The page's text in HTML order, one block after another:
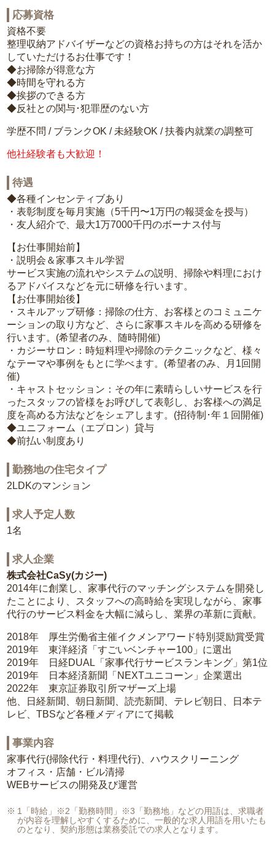
応募資格
資格不要
整理収納アドバイザーなどの資格お持ちの方はそれを活か
していただけるお仕事です！
◆お掃除が得意な方
◆時間を守れる方
◆挨拶のできる方
◆反社との関与･犯罪歴のない方
学歴不問 / ブランクOK / 未経験OK / 扶養内就業の調整可
他社経験者も大歓迎！
待遇
◆各種インセンティブあり
・表彰制度を毎月実施（5千円〜1万円の報奨金を授与）
・友人紹介で、最大1万7000千円のボーナス付与
【お仕事開始前】
・説明会＆家事スキル学習
サービス実施の流れやシステムの説明、掃除や料理におけ
るアドバイスなどを元に研修を行います。
【お仕事開始後】
・スキルアップ研修：掃除の仕方、お客様とのコミュニケ
ーションの取り方など、さらに家事スキルを高める研修を
行います。(希望者のみ、随時開催)
・カジーサロン：時短料理や掃除のテクニックなど、様々
なテーマや事例をもとに学べます。(希望者のみ、月1回開
催)
・キャストセッション：その年に素晴らしいサービスを行
ったスタッフの皆様をお呼びして表彰し、お客様への満足
度を高める方法などをシェアします。(招待制･年１回開催)
◆ユニフォーム（エプロン）貸与
◆前払い制度あり
勤務地の住宅タイプ
2LDKのマンション
求人予定人数
1名
求人企業
株式会社CaSy(カジー)
2014年に創業し、家事代行のマッチングシステムを開発し
たことにより、スタッフへの高時給を実現しながら、家事
代行のサービス料金を大幅に減らし、業界の革新に貢献。
2018年 厚生労働省主催イクメンアワード特別奨励賞受賞
2019年 東洋経済「すごいベンチャー100」に選出
2019年 日経DUAL「家事代行サービスランキング」第1位
2019年 日本経済新聞「NEXTユニコーン」企業選出
2022年 東京証券取引所マザーズ上場
他、日経新聞、朝日新聞、読売新聞、テレビ朝日、日本テ
レビ、TBSなど各種メディアにて掲載
事業内容
家事代行(掃除代行・料理代行)、ハウスクリーニング
オフィス・店舗・ビル清掃
WEBサービスの開発及び運営
1「時給」※2「勤務時間」※3「勤務地」などの用語は、求職者
が内容を理解しやすくするために、一般的な求人用語を用いたも
のとなり、契約形態は業務委託での求人となります。